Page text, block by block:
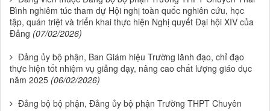
Bình nghiêm túc tham dự Hội nghị toàn quốc nghiên cứu, học
tập, quán triệt và triển khai thực hiện Nghị quyết Đại hội XIV của
Đảng (07/02/2026)
Đảng ủy bộ phận, Ban Giám hiệu Trường lãnh đạo, chỉ đạo
thực hiện tốt nhiệm vụ giảng dạy, nâng cao chất lượng giáo dục
năm 2025 (06/02/2026)
Đảng bộ bộ phận, Đảng ủy bộ phận Trường THPT Chuyên